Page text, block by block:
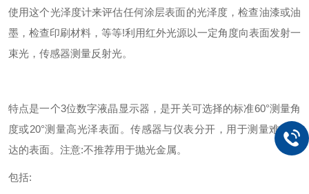
使用这个光泽度计来评估任何涂层表面的光泽度，检查油漆或油
墨，检查印刷材料，等等!利用红外光源以一定角度向表面发射一
束光，传感器测量反射光。
特点是一个3位数字液晶显示器，是开关可选择的标准60°测量角
度或20°测量高光泽表面。传感器与仪表分开，用于测量难以到
达的表面。注意:不推荐用于抛光金属。
包括: